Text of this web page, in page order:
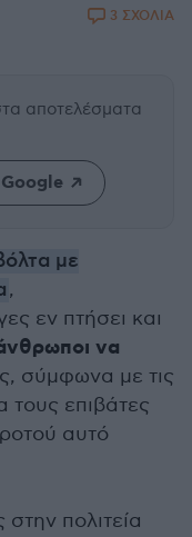
3 ΣΧΟΛΙΑ
αποτελέσματα
με
,
εν πτήσει και
να
σύμφωνα με τις
επιβάτες
αυτό
πολιτεία